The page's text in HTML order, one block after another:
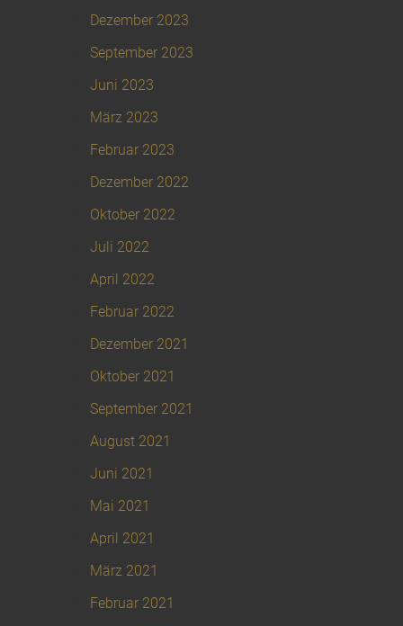
Dezember 2023
September 2023
Juni 2023
März 2023
Februar 2023
Dezember 2022
Oktober 2022
Juli 2022
April 2022
Februar 2022
Dezember 2021
Oktober 2021
September 2021
August 2021
Juni 2021
Mai 2021
April 2021
März 2021
Februar 2021